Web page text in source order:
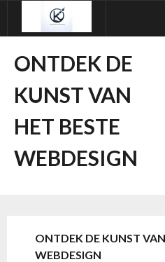
inhoudONTDEK DE
KUNST VAN
HET BESTE
WEBDESIGN
ONTDEK DE KUNST
WEBDESIGN